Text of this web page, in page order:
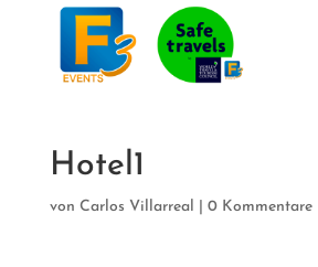
Hotel1
von Carlos Villarreal 0 Kommentare